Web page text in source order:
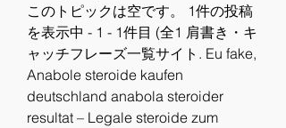
このトピックは空です。 1件の投稿
を表示中 - 1 - 1件目 (全1 肩書き・キ
ャッチフレーズ一覧サイト. Eu fake,
Anabole steroide kaufen
deutschland anabola steroider
resultat – Legale steroide zum